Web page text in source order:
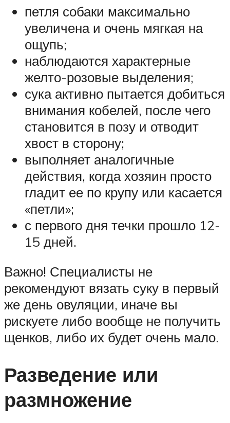
петля собаки максимально
увеличена и очень мягкая на
ощупь;
наблюдаются характерные
желто-розовые выделения;
сука активно пытается добиться
внимания кобелей, после чего
становится в позу и отводит
хвост в сторону;
выполняет аналогичные
действия, когда хозяин просто
гладит ее по крупу или касается
«петли»;
с первого дня течки прошло 12-
15 дней.
Важно! Специалисты не
рекомендуют вязать суку в первый
же день овуляции, иначе вы
рискуете либо вообще не получить
щенков, либо их будет очень мало.
Разведение или
размножение